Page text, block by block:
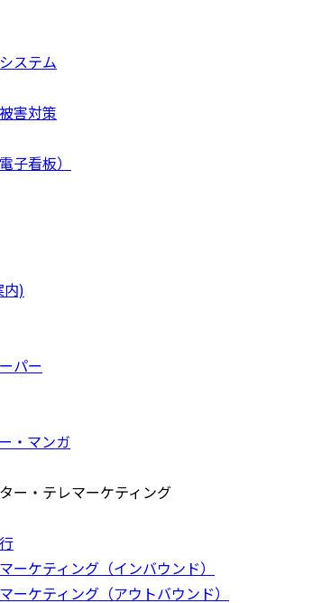
ステム
害対策
子看板）
内)
パー
・マンガ
ー・テレマーケティング
ーケティング（インバウンド）
ーケティング（アウトバウンド）